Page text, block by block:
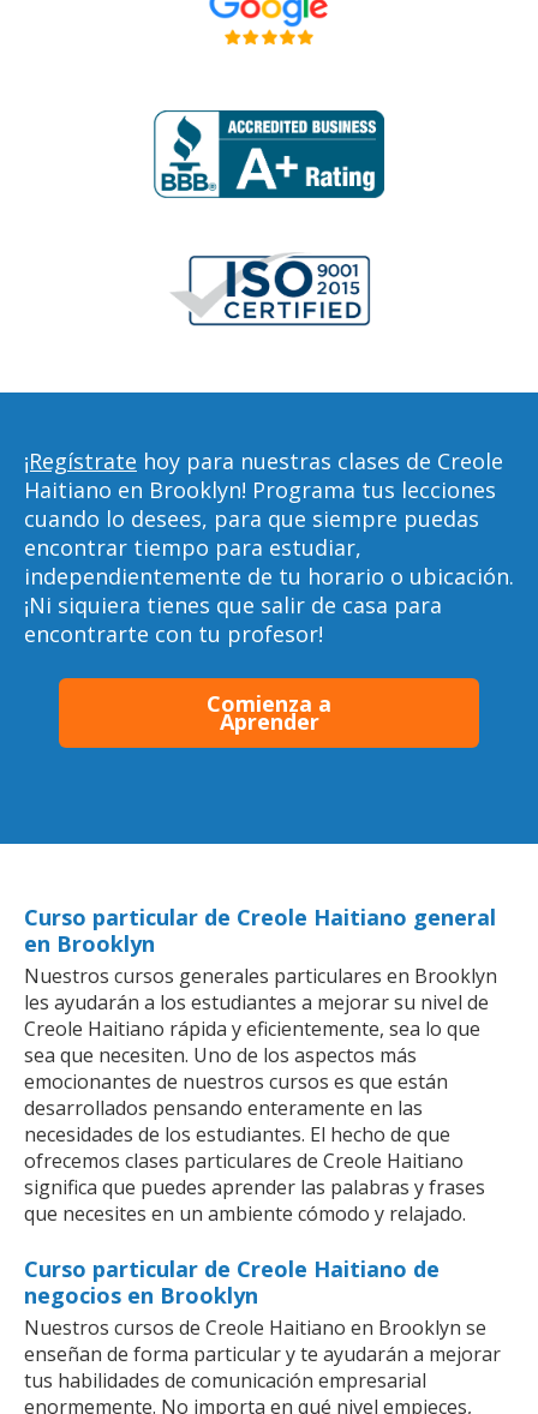
¡Regístrate hoy para nuestras clases de Creole
Haitiano en Brooklyn! Programa tus lecciones
cuando lo desees, para que siempre puedas
encontrar tiempo para estudiar,
independientemente de tu horario o ubicación.
¡Ni siquiera tienes que salir de casa para
encontrarte con tu profesor!
Comienza a
Aprender
Curso particular de Creole Haitiano general
en Brooklyn
Nuestros cursos generales particulares en Brooklyn
les ayudarán a los estudiantes a mejorar su nivel de
Creole Haitiano rápida y eficientemente, sea lo que
sea que necesiten. Uno de los aspectos más
emocionantes de nuestros cursos es que están
desarrollados pensando enteramente en las
necesidades de los estudiantes. El hecho de que
ofrecemos clases particulares de Creole Haitiano
significa que puedes aprender las palabras y frases
que necesites en un ambiente cómodo y relajado.
Curso particular de Creole Haitiano de
negocios en Brooklyn
Nuestros cursos de Creole Haitiano en Brooklyn se
enseñan de forma particular y te ayudarán a mejorar
tus habilidades de comunicación empresarial
enormemente. No importa en qué nivel empieces,